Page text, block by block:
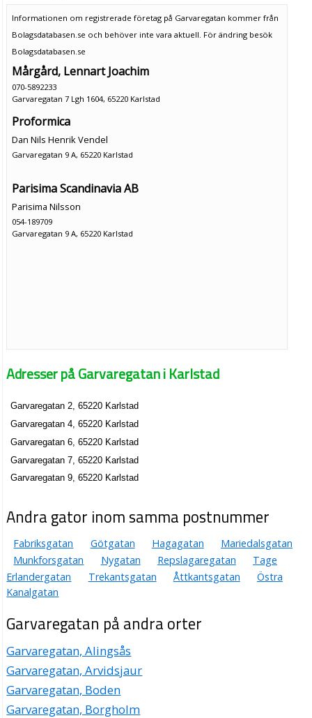
Informationen om registrerade företag på Garvaregatan kommer från
Bolagsdatabasen.se och behöver inte vara aktuell. För ändring besök
Bolagsdatabasen.se
Mårgård, Lennart Joachim
070-5892233
Garvaregatan 7 Lgh 1604, 65220 Karlstad
Proformica
Dan Nils Henrik Vendel
Garvaregatan 9 A, 65220 Karlstad
Parisima Scandinavia AB
Parisima Nilsson
054-189709
Garvaregatan 9 A, 65220 Karlstad
Adresser på Garvaregatan i Karlstad
Garvaregatan 2, 65220 Karlstad
Garvaregatan 4, 65220 Karlstad
Garvaregatan 6, 65220 Karlstad
Garvaregatan 7, 65220 Karlstad
Garvaregatan 9, 65220 Karlstad
Andra gator inom samma postnummer
Fabriksgatan Götgatan Hagagatan
Mariedalsgatan
Munkforsgatan
Nygatan Repslagaregatan
Tage
Erlandergatan
Trekantsgatan Åttkantsgatan
Östra
Kanalgatan
Garvaregatan på andra orter
Garvaregatan, Alingsås
Garvaregatan, Arvidsjaur
Garvaregatan, Boden
Garvaregatan, Borgholm